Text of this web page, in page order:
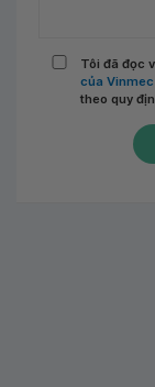
Tôi đã đọc
của Vinmec
theo quy